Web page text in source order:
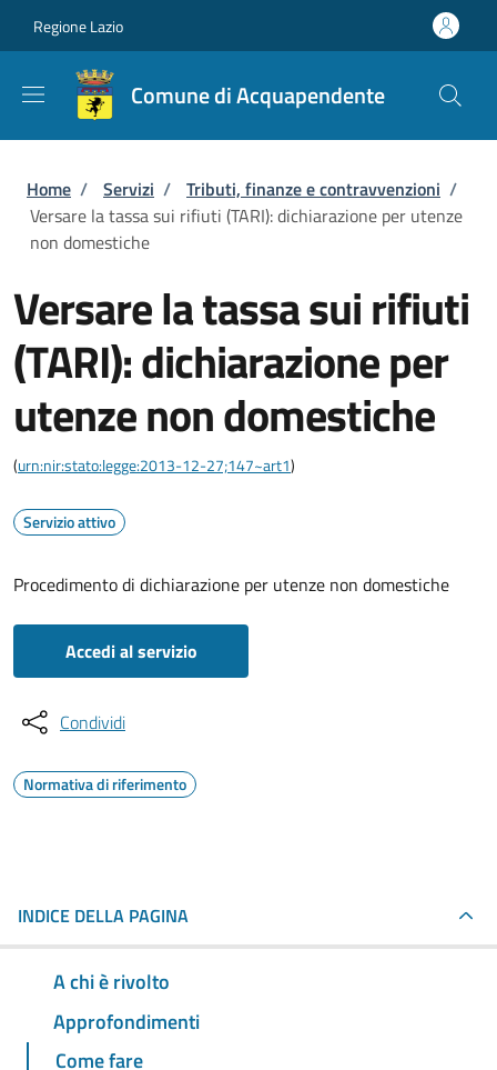
Regione Lazio
Comune di Acquapendente
Briciole di pane
Home / Servizi / Tributi, finanze e contravvenzioni /
Versare la tassa sui rifiuti (TARI): dichiarazione per utenze
non domestiche
Versare la tassa sui rifiuti
(TARI): dichiarazione per
utenze non domestiche
(urn:nir:stato:legge:2013-12-27;147~art1)
Servizio attivo
Procedimento di dichiarazione per utenze non domestiche
Accedi al servizio
Condividi
Normativa di riferimento
INDICE DELLA PAGINA
A chi è rivolto
Approfondimenti
Come fare